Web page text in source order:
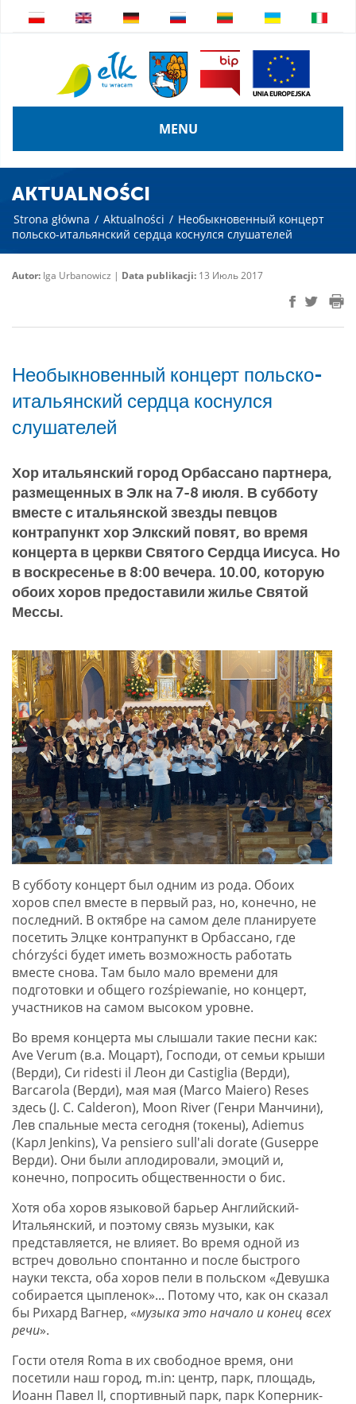
MENU
AKTUALNOŚCI
Strona główna / Aktualności / Необыкновенный концерт
польско-итальянский сердца коснулся слушателей
Autor: Iga Urbanowicz | Data publikacji: 13 Июль 2017
Необыкновенный концерт польско-
итальянский сердца коснулся
слушателей
Хор итальянский город Орбассано партнера,
размещенных в Элк на 7-8 июля. В субботу
вместе с итальянской звезды певцов
контрапункт хор Элкский повят, во время
концерта в церкви Святого Сердца Иисуса. Но
в воскресенье в 8:00 вечера. 10.00, которую
обоих хоров предоставили жилье Святой
Мессы.
В субботу концерт был одним из рода. Обоих
хоров спел вместе в первый раз, но, конечно, не
последний. В октябре на самом деле планируете
посетить Элцке контрапункт в Орбассано, где
chórzyści будет иметь возможность работать
вместе снова. Там было мало времени для
подготовки и общего rozśpiewanie, но концерт,
участников на самом высоком уровне.
Во время концерта мы слышали такие песни как:
Ave Verum (в.а. Моцарт), Господи, от семьи крыши
(Верди), Си ridesti il Леон ди Castiglia (Верди),
Barcarola (Верди), мая мая (Marco Maiero) Reses
здесь (J. C. Calderon), Moon River (Генри Манчини),
Лев спальные места сегодня (токены), Adiemus
(Карл Jenkins), Va pensiero sull'ali dorate (Guseppe
Верди). Они были аплодировали, эмоций и,
конечно, попросить общественности о бис.
Хотя оба хоров языковой барьер Английский-
Итальянский, и поэтому связь музыки, как
представляется, не влияет. Во время одной из
встреч довольно спонтанно и после быстрого
науки текста, оба хоров пели в польском «Девушка
собирается цыпленок»... Потому что, как он сказал
бы Рихард Вагнер, «музыка это начало и конец всех
речи».
Гости отеля Roma в их свободное время, они
посетили наш город, m.in: центр, парк, площадь,
Иоанн Павел II, спортивный парк, парк Коперник-